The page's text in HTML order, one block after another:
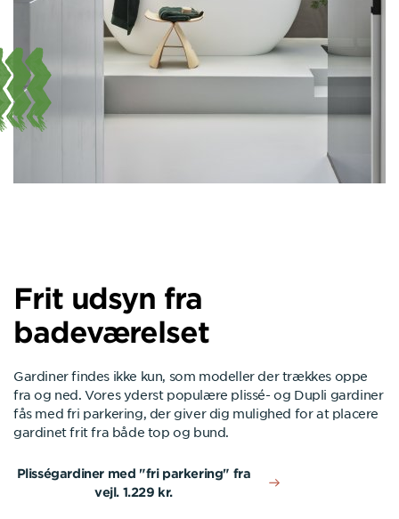
Frit udsyn fra
badeværelset
Gardiner findes ikke kun, som modeller der trækkes oppe
fra og ned. Vores yderst populære plissé- og Dupli gardiner
fås med fri parkering, der giver dig mulighed for at placere
gardinet frit fra både top og bund.
Plisségardiner med "fri parkering" fra
vejl. 1.229 kr.